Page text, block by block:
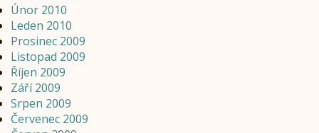
Únor 2010
Leden 2010
Prosinec 2009
Listopad 2009
Říjen 2009
Září 2009
Srpen 2009
Červenec 2009